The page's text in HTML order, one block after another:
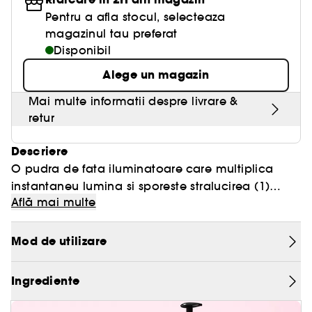
Pentru a afla stocul, selecteaza
magazinul tau preferat
Disponibil
Alege un magazin
Mai multe informatii despre livrare &
retur
Descriere
O pudra de fata iluminatoare care multiplica
instantaneu lumina si sporeste stralucirea (1)
naturala a pielii. Formula sa hibrida gel-pudra
fuzioneaza cu tenul fara a-l incarca, pentru un
rezultat de lunga durata.
Textura:gel-pudra
- Acoperire:modulabila
- Finisaj:irizat
STRALUCIREA TENULUI
Secretul sau? Micro-perle incorporate intr-o
formula transparenta de gel-pudra care face
UN REZULTAT PERSONALIZAT DE LUNGA DURATA
Află mai multe
Mod de utilizare
Ingrediente